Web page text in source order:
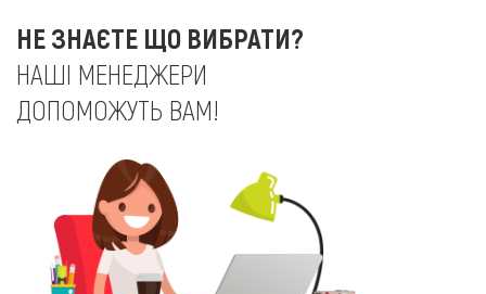
НЕ ЗНАЄТЕ ЩО ВИБРАТИ?
НАШІ МЕНЕДЖЕРИ
ДОПОМОЖУТЬ ВАМ!